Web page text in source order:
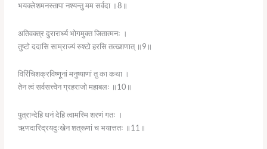
भयक्लेशमनस्तापा नश्यन्तु मम सर्वदा ॥8॥
अतिवक्त्र दुरारार्ध्य भोगमुक्त जितात्मनः ।
तुष्टो ददासि साम्राज्यं रुश्टो हरसि तत्ख्शणात् ॥9॥
विरिंचिशक्रविष्णूनां मनुष्याणां तु का कथा ।
तेन त्वं सर्वसत्त्वेन ग्रहराजो महाबलः ॥10॥
पुत्रान्देहि धनं देहि त्वामस्मि शरणं गतः ।
ऋणदारिद्रयदुःखेन शत्रूणां च भयात्ततः ॥11॥